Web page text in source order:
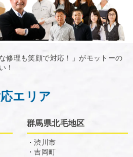
修理も笑顔で対応！」がモットーの
！
エリア
群馬県北毛地区
・渋川市
・吉岡町